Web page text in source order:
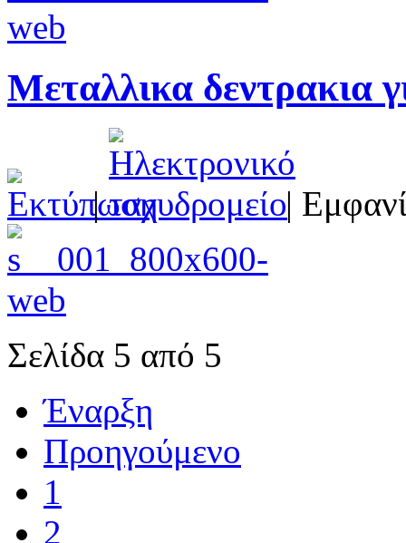
Μεταλλικα δεντρακια
| |
Σελίδα 5 από 5
Έναρξη
Προηγούμενο
1
2